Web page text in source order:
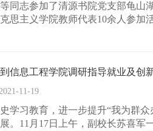
同志参加了清源书院党支部龟山
思主义学院教师代表10余人参加
信息工程学院调研指导就业及创
11-19
学习教育，进一步提升“我为群
。11月17日上午，副校长苏喜